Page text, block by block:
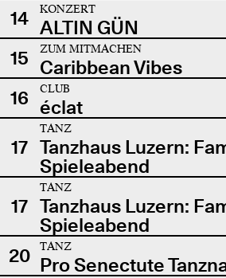
14
KONZERT
ALTIN GÜN
15
ZUM MITMACHEN
Caribbean Vibes
16
CLUB
éclat
17
TANZ
Tanzhaus Luzern:
Spieleabend
17
TANZ
Tanzhaus Luzern:
Spieleabend
20
TANZ
Pro Senectute